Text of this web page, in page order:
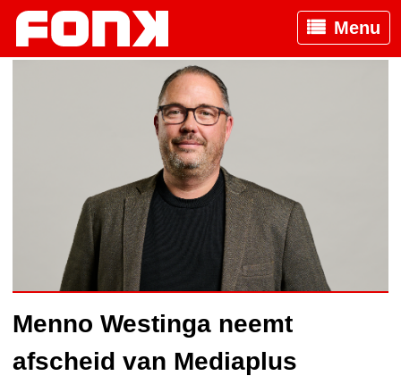
Menu
Menno Westinga neemt
afscheid van Mediaplus